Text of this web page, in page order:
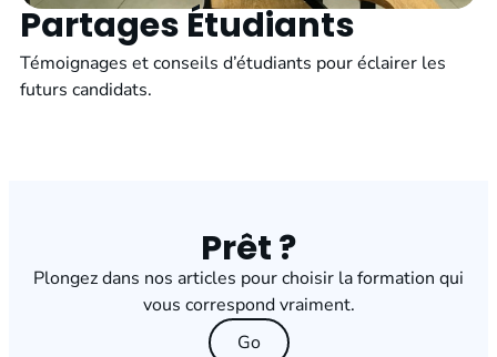
Partages Étudiants
Témoignages et conseils d’étudiants pour éclairer les
futurs candidats.
Prêt ?
Plongez dans nos articles pour choisir la formation qui
vous correspond vraiment.
Go